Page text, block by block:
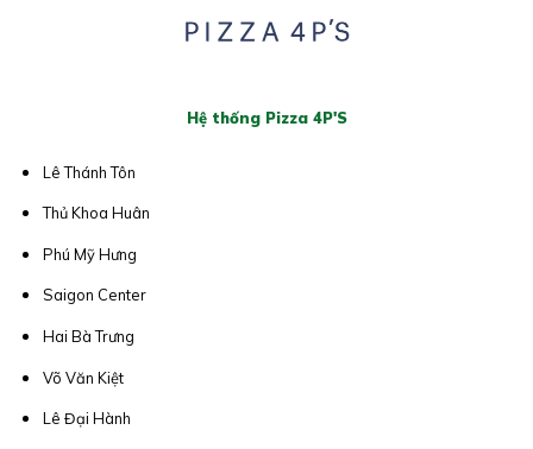
Hệ thống Pizza 4P'S
Lê Thánh Tôn
Thủ Khoa Huân
Phú Mỹ Hưng
Saigon Center
Hai Bà Trưng
Võ Văn Kiệt
Lê Đại Hành